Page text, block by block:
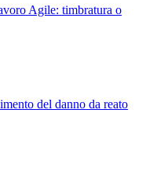
Agile: timbratura o
del danno da reato